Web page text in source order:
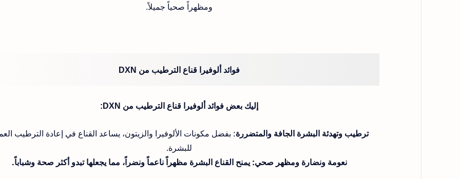
ومظهراً صحياً جميلاً.
فوائد ألوفيرا قناع الترطيب من DXN
إليك بعض فوائد ألوفيرا قناع الترطيب من DXN:
ترطيب وتهدئة البشرة الجافة والمتضررة: بفضل مكونات الألوفيرا والزيتون، يساعد القناع في إعادة الترطيب
للبشرة.
نعومة ونضارة ومظهر صحي: يمنح القناع البشرة مظهراً ناعماً ونضراً، مما يجعلها تبدو أكثر صحة وشباباً.